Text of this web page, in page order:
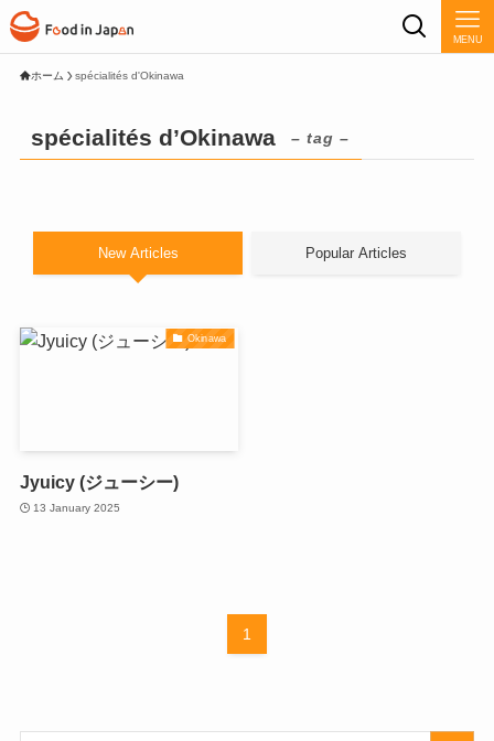
MENU
ホーム spécialités d'Okinawa
spécialités d’Okinawa – tag –
New Articles Popular Articles
Okinawa
Jyuicy (ジューシー)
13 January 2025
1